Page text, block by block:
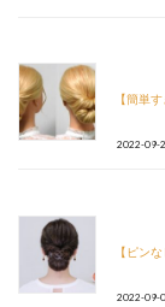
【簡単
2022-09-
【ピン
2022-09-